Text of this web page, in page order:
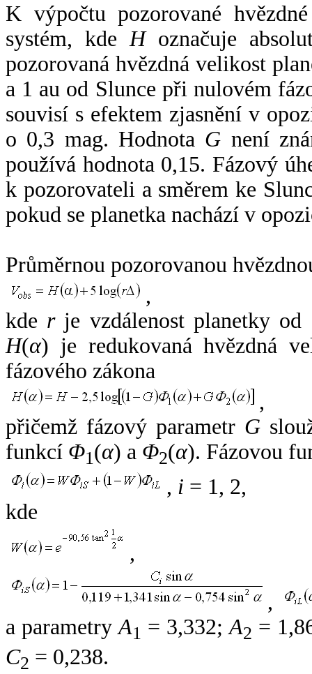
K výpočtu pozorované
systém, kde Hoznačuje
pozorovaná hvězdná velikost
a 1 au od Slunce při nulovém
souvisí s efektem zjasnění v
o 0,3 mag. Hodnota G není
používá hodnota 0,15. Fázový
k pozorovateli a směrem ke
pokud se planetka nachází v
Průměrnou pozorovanou
,
kde rje vzdálenost planetky od
H(α) je redukovaná hvězdná
fázového zákona
,
přičemž fázový parametr G
funkcí Φ1(α) a Φ2(α). Fázovou
, i = 1, 2,
kde
,
,
a parametryA1 = 3,332;A2 =
C2 = 0,238.